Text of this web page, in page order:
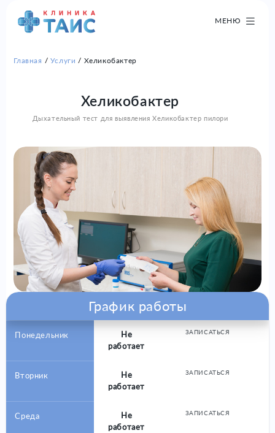
МЕНЮ
Главная Услуги Хеликобактер
Хеликобактер
Дыхательный тест для выявления Хеликобактер пилори
График работы
Понедельник
Не
работает
ЗАПИСАТЬСЯ
Вторник
Не
работает
ЗАПИСАТЬСЯ
Среда
Не
работает
ЗАПИСАТЬСЯ